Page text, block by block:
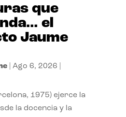
que
el
Jaume
| Ago 6, 2026
1975) ejerce la
la docencia y la